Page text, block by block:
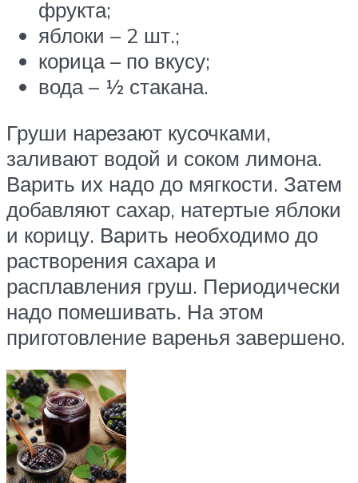
фрукта;
яблоки – 2 шт.;
корица – по вкусу;
вода – ½ стакана.
Груши нарезают кусочками,
заливают водой и соком лимона.
Варить их надо до мягкости. Затем
добавляют сахар, натертые яблоки
и корицу. Варить необходимо до
растворения сахара и
расплавления груш. Периодически
надо помешивать. На этом
приготовление варенья завершено.